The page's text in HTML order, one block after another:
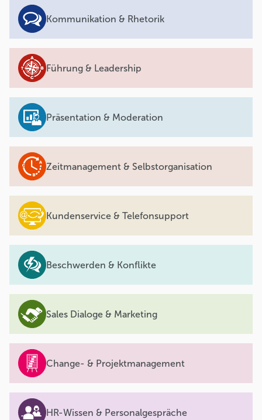
Kommunikation & Rhetorik
Führung & Leadership
Präsentation & Moderation
Zeitmanagement & Selbstorganisation
Kundenservice & Telefonsupport
Beschwerden & Konflikte
Sales Dialoge & Marketing
Change- & Projektmanagement
HR-Wissen & Personalgespräche